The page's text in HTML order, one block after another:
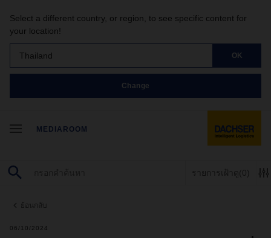
Select a different country, or region, to see specific content for
your location!
Thailand OK
Change
MEDIAROOM
รายการเฝ้าดู(0)
ย้อนกลับ
06/10/2024